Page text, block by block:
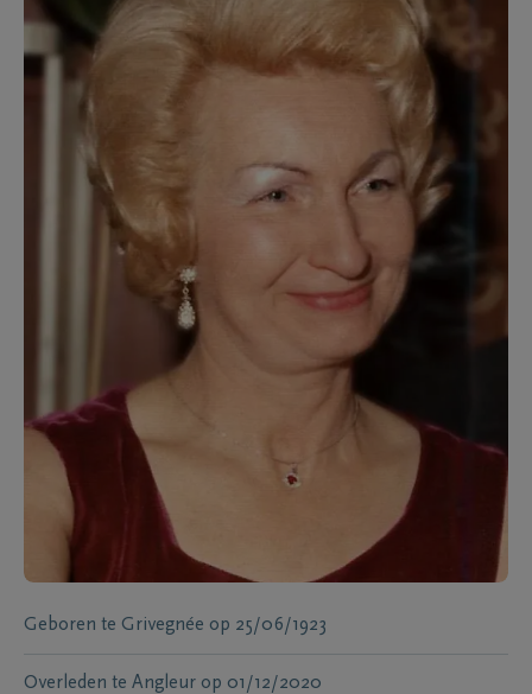
Geboren te Grivegnée op 25/06/1923
Overleden te Angleur op 01/12/2020